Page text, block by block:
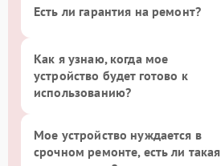
Есть ли гарантия на ремонт?
Как я узнаю, когда мое
устройство будет готово к
использованию?
Мое устройство нуждается в
срочном ремонте, есть ли такая